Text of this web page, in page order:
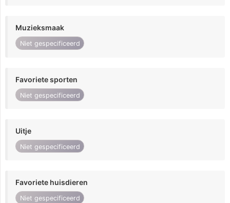
Muzieksmaak
Niet gespecificeerd
Favoriete sporten
Niet gespecificeerd
Uitje
Niet gespecificeerd
Favoriete huisdieren
Niet gespecificeerd